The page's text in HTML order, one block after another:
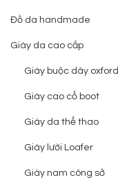
Đồ da handmade
Giày da cao cấp
Giày buộc dây oxford
Giày cao cổ boot
Giày da thể thao
Giày lười Loafer
Giày nam công sở